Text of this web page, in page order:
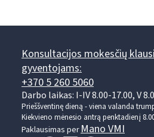
Konsultacijos mokesčių
gyventojams:
+370 5 260 5060
Darbo laikas: I-IV 8.00-17.00, V
Prieššventinę dieną - viena valanda
Kiekvieno mėnesio antrą penktadienį
Paklausimas per Mano VMI